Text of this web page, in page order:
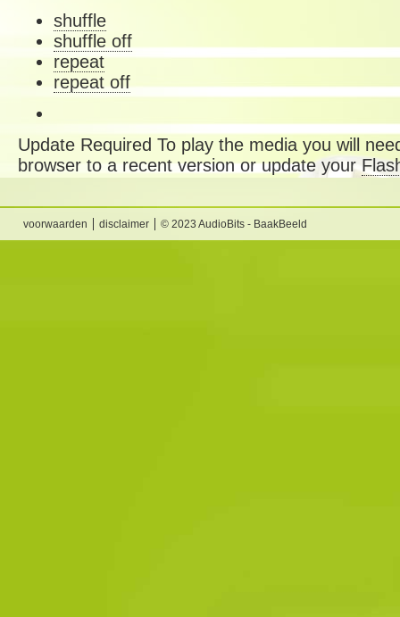
shuffle
shuffle off
repeat
repeat off
Update Required To play the media you will
browser to a recent version or update your
voorwaarden disclaimer © 2023 AudioBits - BaakBeeld